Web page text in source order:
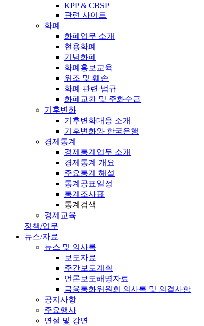
KPP & CBSP
관련 사이트
화폐
화폐업무 소개
현용화폐
기념화폐
화폐홍보교육
위조 및 훼손
화폐 관련 법규
화폐교환 및 주화수급
기후변화
기후변화대응 소개
기후변화와 한국은행
경제통계
경제통계업무 소개
경제통계 개요
주요통계 해설
통계공표일정
통계조사표
통계검색
경제교육
정책/업무
뉴스/자료
뉴스 및 의사록
보도자료
주간보도계획
언론보도해명자료
금융통화위원회 의사록 및 의결사항
공지사항
주요행사
연설 및 강연